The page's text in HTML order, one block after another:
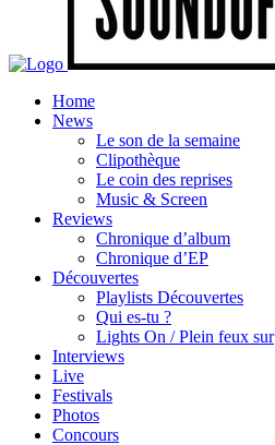
Home
News
Le son de la semaine
Clipothèque
Le coin des reprises
Music & Screen
Reviews
Chronique d’album
Chronique d’EP
Découvertes
Playlists Découvertes
Qui es-tu ?
Lights On / Plein feux sur
Interviews
Live
Festivals
Photos
Concours